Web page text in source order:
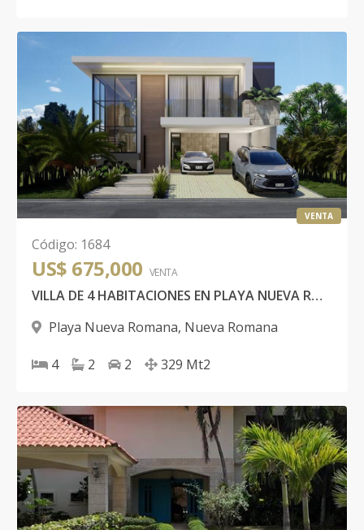
VENTA
Código: 1684
US$ 675,000 VENTA
VILLA DE 4 HABITACIONES EN PLAYA NUEVA ROMANA
Playa Nueva Romana, Nueva Romana
4 2 2 329 Mt2